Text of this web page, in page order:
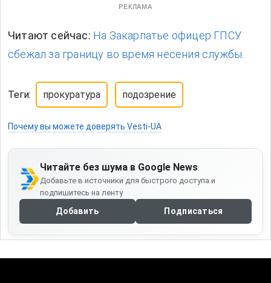
РЕКЛАМА
Читают сейчас: На Закарпатье офицер ГПСУ
сбежал за границу во время несения службы.
Теги: прокуратура подозрение
Почему вы можете доверять Vesti-UA
Читайте без шума в Google News
Добавьте в источники для быстрого доступа и
подпишитесь на ленту
Добавить Подписаться